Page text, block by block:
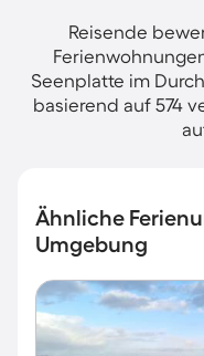
Reisende
Seenplatte im
basierend auf 574
Ähnliche
Umgebung